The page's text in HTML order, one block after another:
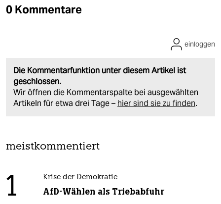
0 Kommentare
Die Kommentarfunktion unter diesem Artikel ist
geschlossen.
Wir öffnen die Kommentarspalte bei ausgewählten
Artikeln für etwa drei Tage – hier sind sie zu finden.
einloggen
meistkommentiert
1 Krise der Demokratie
AfD-Wählen als Triebabfuhr